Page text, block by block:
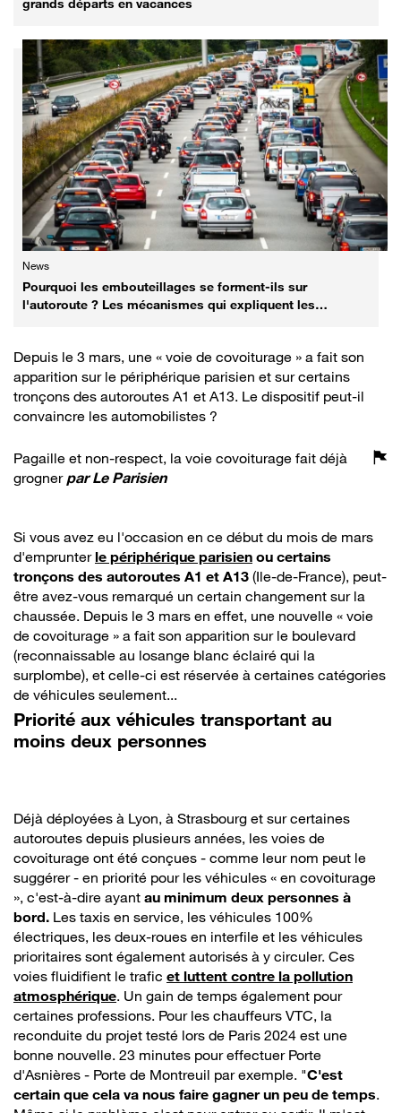
News
Pourquoi les embouteillages se forment-ils sur
l'autoroute ? Les mécanismes qui expliquent les
Depuis le 3 mars, une « voie de covoiturage » a fait son
apparition sur le périphérique parisien et sur certains
tronçons des autoroutes A1 et A13. Le dispositif peut-il
convaincre les automobilistes ?
Pagaille et non-respect, la voie covoiturage fait déjà
grogner parLe Parisien
Si vous avez eu l'occasion en ce début du mois de mars
d'emprunter le périphérique parisien ou certains
tronçons des autoroutes A1 et A13 (Ile-de-France), peut-
être avez-vous remarqué un certain changement sur la
chaussée. Depuis le 3 mars en effet, une nouvelle « voie
de covoiturage » a fait son apparition sur le boulevard
(reconnaissable au losange blanc éclairé qui la
surplombe), et celle-ci est réservée à certaines catégories
de véhicules seulement...
Priorité aux véhicules transportant au
moins deux personnes
Déjà déployées à Lyon, à Strasbourg et sur certaines
autoroutes depuis plusieurs années, les voies de
covoiturage ont été conçues - comme leur nom peut le
suggérer - en priorité pour les véhicules « en covoiturage
», c'est-à-dire ayant au minimum deux personnes à
bord. Les taxis en service, les véhicules 100%
électriques, les deux-roues en interfile et les véhicules
prioritaires sont également autorisés à y circuler. Ces
voies fluidifient le trafic et luttent contre la pollution
atmosphérique. Un gain de temps également pour
certaines professions. Pour les chauffeurs VTC, la
reconduite du projet testé lors de Paris 2024 est une
bonne nouvelle. 23 minutes pour effectuer Porte
d'Asnières - Porte de Montreuil par exemple. "C'est
certain que cela va nous faire gagner un peu de temps.